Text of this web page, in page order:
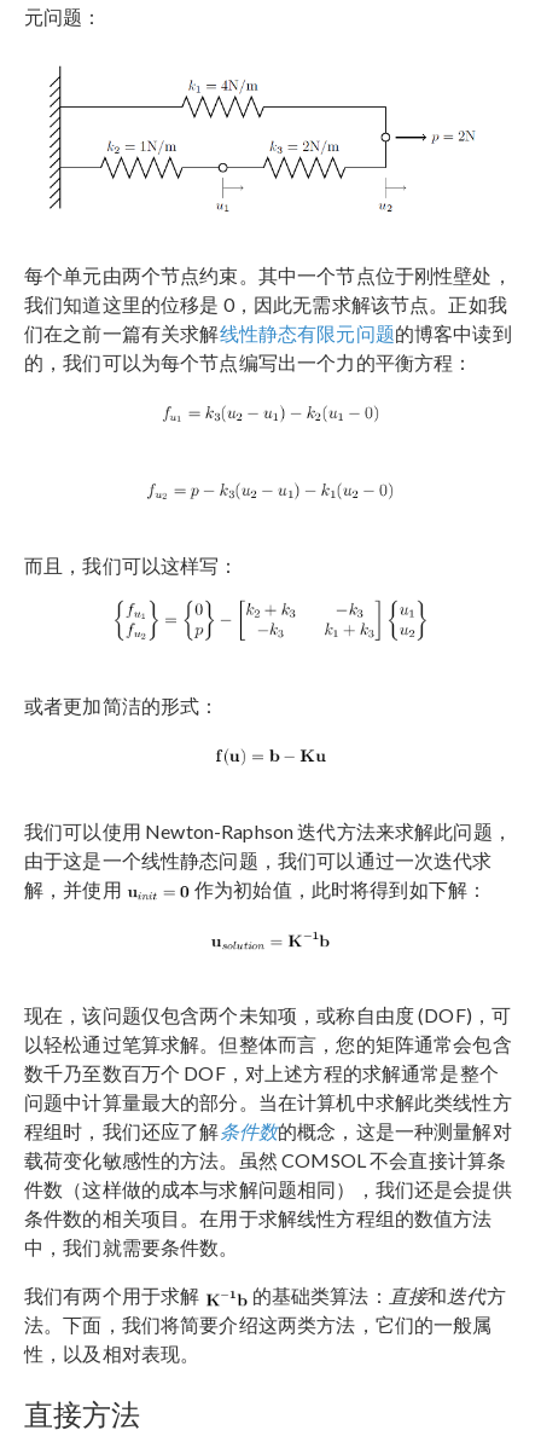
元问题：
每个单元由两个节点约束。其中一个节点位于刚性壁处，
我们知道这里的位移是 0，因此无需求解该节点。正如我
们在之前一篇有关求解线性静态有限元问题的博客中读到
的，我们可以为每个节点编写出一个力的平衡方程：
而且，我们可以这样写：
或者更加简洁的形式：
我们可以使用 Newton-Raphson 迭代方法来求解此问题，
由于这是一个线性静态问题，我们可以通过一次迭代求
解，并使用
作为初始值，此时将得到如下解：
现在，该问题仅包含两个未知项，或称自由度 (DOF)，可
以轻松通过笔算求解。但整体而言，您的矩阵通常会包含
数千乃至数百万个 DOF，对上述方程的求解通常是整个
问题中计算量最大的部分。当在计算机中求解此类线性方
程组时，我们还应了解条件数的概念，这是一种测量解对
载荷变化敏感性的方法。虽然 COMSOL 不会直接计算条
件数（这样做的成本与求解问题相同），我们还是会提供
条件数的相关项目。在用于求解线性方程组的数值方法
中，我们就需要条件数。
我们有两个用于求解 的基础类算法： 直接和迭代方
法。下面，我们将简要介绍这两类方法，它们的一般属
性，以及相对表现。
直接方法